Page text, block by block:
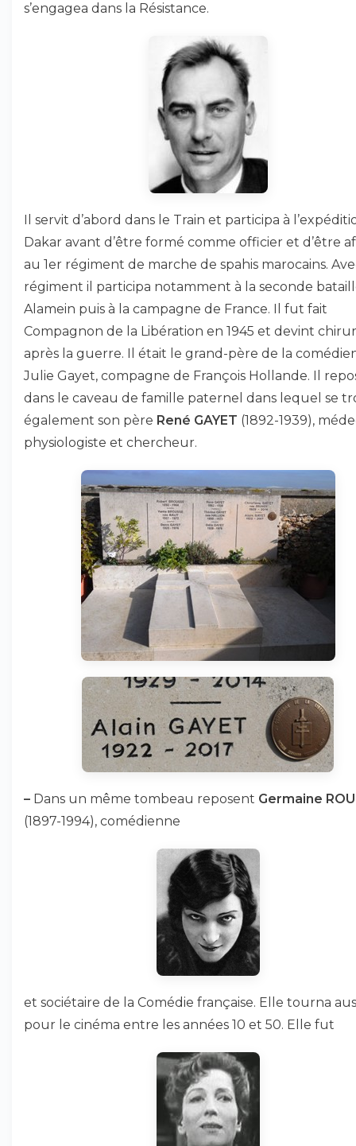
s’engagea dans la Résistance.
Il servit d’abord dans le Train et participa à
Dakar avant d’être formé comme officier et d’être
au 1er régiment de marche de spahis marocains.
régiment il participa notamment à la seconde
Alamein puis à la campagne de France. Il fut fait
Compagnon de la Libération en 1945 et devint
après la guerre. Il était le grand-père de la
Julie Gayet, compagne de François Hollande. Il
dans le caveau de famille paternel dans lequel se
également son père René GAYET (1892-1939),
physiologiste et chercheur.
– Dans un même tombeau reposent Germaine
(1897-1994), comédienne
et sociétaire de la Comédie française. Elle tourna
pour le cinéma entre les années 10 et 50. Elle fut